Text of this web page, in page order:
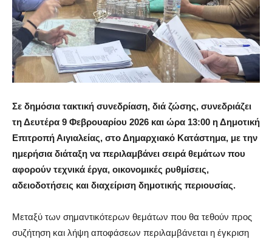
Σε δημόσια τακτική συνεδρίαση, διά ζώσης, συνεδριάζει
τη Δευτέρα 9 Φεβρουαρίου 2026 και ώρα 13:00 η Δημοτική
Επιτροπή Αιγιαλείας, στο Δημαρχιακό Κατάστημα, με την
ημερήσια διάταξη να περιλαμβάνει σειρά θεμάτων που
αφορούν τεχνικά έργα, οικονομικές ρυθμίσεις,
αδειοδοτήσεις και διαχείριση δημοτικής περιουσίας.
Μεταξύ των σημαντικότερων θεμάτων που θα τεθούν προς
συζήτηση και λήψη αποφάσεων περιλαμβάνεται η έγκριση